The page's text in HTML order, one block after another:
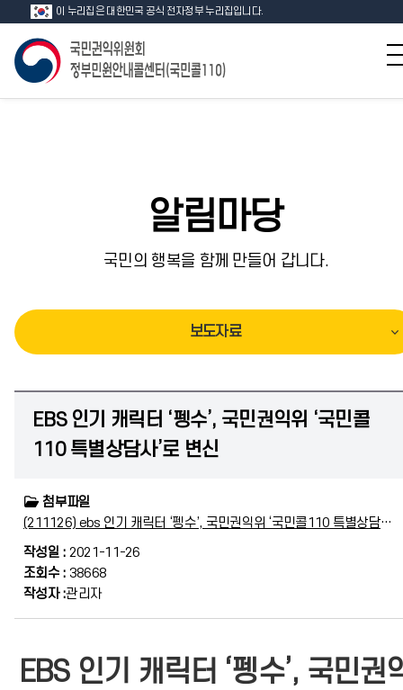
이 누리집은 대한민국 공식 전자정부 누리집입니다.
알림마당
국민의 행복을 함께 만들어 갑니다.
보도자료
EBS 인기 캐릭터 ‘펭수’, 국민권익위 ‘국민콜
110 특별상담사’로 변신
첨부파일
(211126) ebs 인기 캐릭터 ‘펭수’, 국민권익위 ‘국민콜110 특별상담사’로 변신(최종).hwp
작성일 : 2021-11-26
조회수 : 38668
작성자 :관리자
EBS 인기 캐릭터 ‘펭수’, 국민권